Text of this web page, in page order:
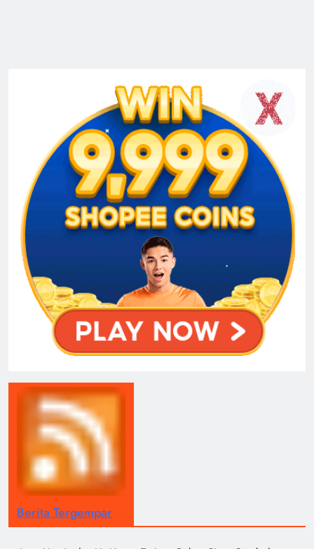
Berita Tergempar